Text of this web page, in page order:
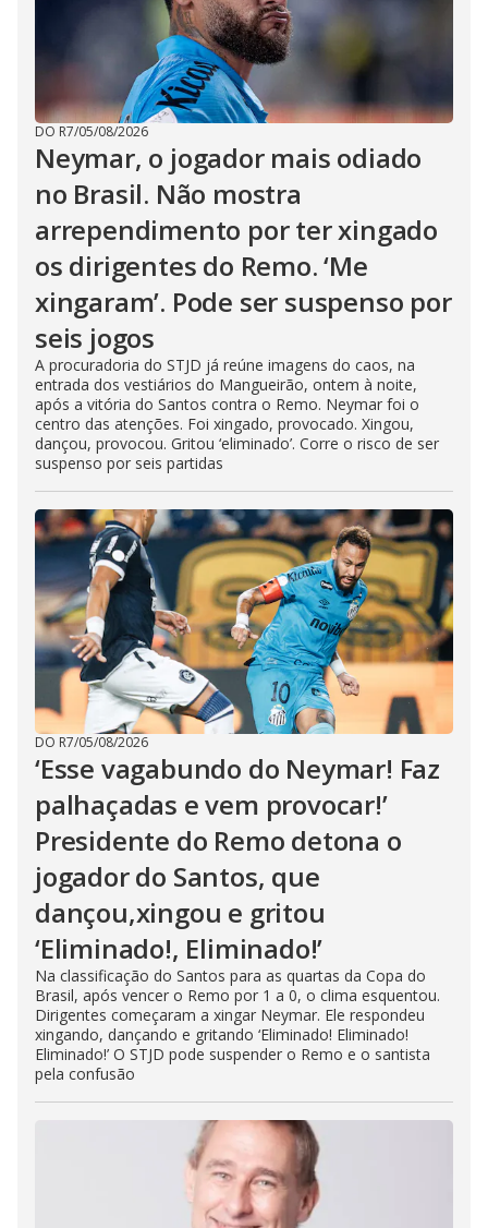
DO R7/05/08/2026
Neymar, o jogador mais odiado
no Brasil. Não mostra
arrependimento por ter xingado
os dirigentes do Remo. ‘Me
xingaram’. Pode ser suspenso por
seis jogos
A procuradoria do STJD já reúne imagens do caos, na
entrada dos vestiários do Mangueirão, ontem à noite,
após a vitória do Santos contra o Remo. Neymar foi o
centro das atenções. Foi xingado, provocado. Xingou,
dançou, provocou. Gritou ‘eliminado’. Corre o risco de ser
suspenso por seis partidas
DO R7/05/08/2026
‘Esse vagabundo do Neymar! Faz
palhaçadas e vem provocar!’
Presidente do Remo detona o
jogador do Santos, que
dançou,xingou e gritou
‘Eliminado!, Eliminado!’
Na classificação do Santos para as quartas da Copa do
Brasil, após vencer o Remo por 1 a 0, o clima esquentou.
Dirigentes começaram a xingar Neymar. Ele respondeu
xingando, dançando e gritando ‘Eliminado! Eliminado!
Eliminado!’ O STJD pode suspender o Remo e o santista
pela confusão